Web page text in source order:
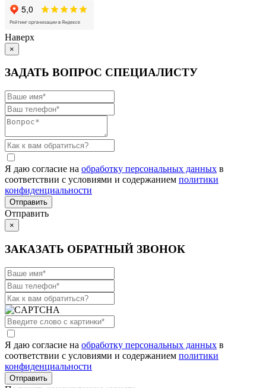
Наверх
×
ЗАДАТЬ ВОПРОС СПЕЦИАЛИСТУ
Я даю согласие на обработку персональных данных в
соответствии с условиями и содержанием политики
конфиденциальности
Отправить
×
ЗАКАЗАТЬ ОБРАТНЫЙ ЗВОНОК
Я даю согласие на обработку персональных данных в
соответствии с условиями и содержанием политики
конфиденциальности